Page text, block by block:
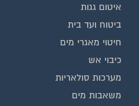
איטום גגות
ביטוח ועד בית
חיטוי מאגרי מים
כיבוי אש
מערכות סולאריות
משאבות מים